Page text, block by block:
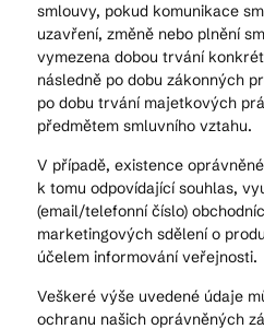
smlouvy, pokud komunikace
uzavření, změně nebo plnění
vymezena dobou trvání
následně po dobu zákonných
po dobu trvání majetkových
předmětem smluvního vztahu.
V případě, existence
k tomu odpovídající souhlas,
(email/telefonní číslo)
marketingových sdělení o
účelem informování veřejnosti.
Veškeré výše uvedené údaje
ochranu našich oprávněných